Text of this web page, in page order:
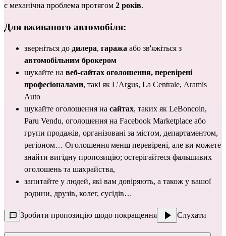
є механічна проблема протягом 2 років.
Для вживаного автомобіля:
зверніться до дилера, гаража
автомобільним брокером
шукайте на веб-сайтах оголошення, перевірені
професіоналами, такі як L'Argus, La Centrale, Aramis
Auto
шукайте оголошення на сайтах, таких як LeBoncoin
Paru Vendu, оголошення на Facebook Marketplace або
групи продажів, організовані за містом, департаментом,
регіоном… Оголошення менш перевірені, але ви можете
знайти вигідну пропозицію; остерігайтеся фальшивих
оголошень та шахрайства,
запитайте у людей, які вам довіряють, а також у вашої
родини, друзів, колег, сусідів…
Зробити пропозицію щодо покращення Слухати